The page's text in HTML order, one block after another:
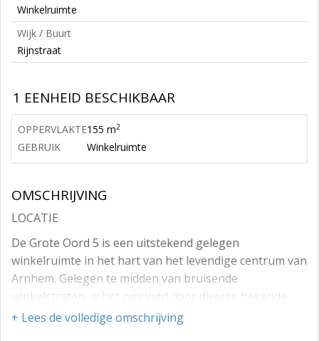
Winkelruimte
Wijk / Buurt
Rijnstraat
1 EENHEID BESCHIKBAAR
OPPERVLAKTE155 m2
GEBRUIK Winkelruimte
OMSCHRIJVING
LOCATIE
De Grote Oord 5 is een uitstekend gelegen
winkelruimte in het hart van het levendige centrum van
Arnhem. Gelegen te midden van bruisende
winkelstraten, is het omringd door diverse bekende
nationale en internationale retailers, zoals: H&M,
+ Lees de volledige omschrijving